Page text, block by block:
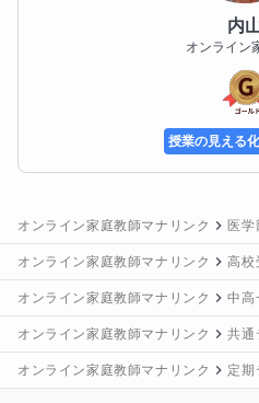
内
オンライン
授業の見える
オンライン家庭教師マナリンク 医学
オンライン家庭教師マナリンク 高校
オンライン家庭教師マナリンク 中高
オンライン家庭教師マナリンク 共通
オンライン家庭教師マナリンク 定期